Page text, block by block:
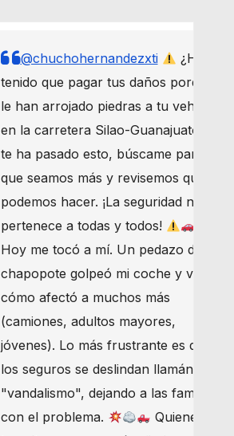
@chuchohernandezxti
¿Has
tenido que pagar tus daños porque
le han arrojado piedras a tu vehículo
en la carretera Silao-Guanajuato? Si
te ha pasado esto, búscame para
que seamos más y revisemos qué
podemos hacer. ¡La seguridad nos
pertenece a todas y todos!
Hoy me tocó a mí. Un pedazo de
chapopote golpeó mi coche y vi
cómo afectó a muchos más
(camiones, adultos mayores,
jóvenes). Lo más frustrante es que
los seguros se deslindan llamándolo
"vandalismo", dejando a las familias
con el problema.
Quienes